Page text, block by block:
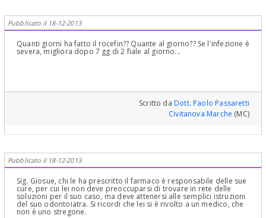
Pubblicato il 18-12-2013
Quanti giorni ha fatto il rocefin?? Quante al giorno?? Se l'infezione è
severa, migliora dopo 7 gg di 2 fiale al giorno...
Scritto daDott. Paolo Passaretti
Civitanova Marche (MC)
Pubblicato il 18-12-2013
Sig. Giosue, chi le ha prescritto il farmaco è responsabile delle sue
cure, per cui lei non deve preoccuparsi di trovare in rete delle
soluzioni per il suo caso, ma deve attenersi alle semplici istruzioni
del suo odontoiatra. Si ricordi che lei si è rivolto a un medico, che
non è uno stregone.